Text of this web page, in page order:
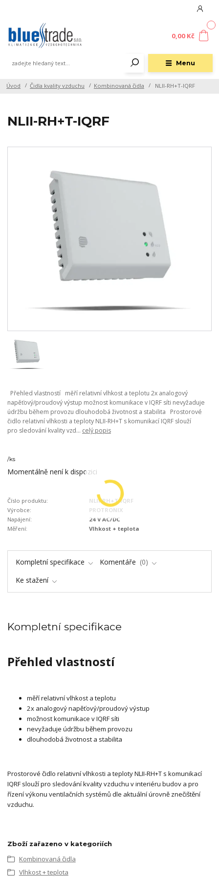
Menu
0,00 Kč
Úvod Čidla kvality vzduchu Kombinovaná čidla NLII-RH+T-IQRF
NLII-RH+T-IQRF
Přehled vlastností měří relativní vlhkost a teplotu 2x analogový
napěťový/proudový výstup možnost komunikace v IQRF síti nevyžaduje
údržbu během provozu dlouhodobá životnost a stabilita Prostorové
čidlo relativní vlhkosti a teploty NLII-RH+T s komunikací IQRF slouží
pro sledování kvality vzd... celý popis
/ks
Momentálně není k dispozici
Číslo produktu:
NLII-RH+T-IQRF
Výrobce:
PROTRONIX
Napájení:
24 V AC/DC
Měření:
Vlhkost + teplota
Kompletní specifikace Komentáře
0
Ke stažení
Kompletní specifikace
Přehled vlastností
měří relativní vlhkost a teplotu
2x analogový napěťový/proudový výstup
možnost komunikace v IQRF síti
nevyžaduje údržbu během provozu
dlouhodobá životnost a stabilita
Prostorové čidlo relativní vlhkosti a teploty NLII-RH+T s komunikací
IQRF slouží pro sledování kvality vzduchu v interiéru budov a pro
řízení výkonu ventilačních systémů dle aktuální úrovně znečištění
vzduchu.
Zboží zařazeno v kategoriích
Kombinovaná čidla
Vlhkost + teplota